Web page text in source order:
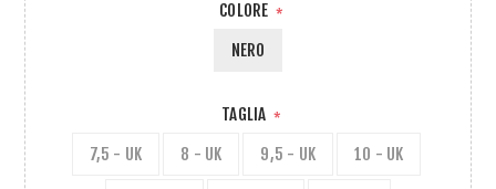
COLORE *
NERO
TAGLIA *
7,5 - UK 8 - UK 9,5 - UK 10 - UK